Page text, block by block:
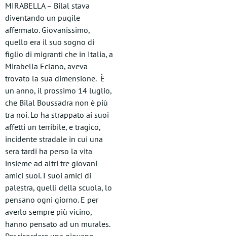
MIRABELLA – Bilal stava
diventando un pugile
affermato. Giovanissimo,
quello era il suo sogno di
figlio di migranti che in Italia, a
Mirabella Eclano, aveva
trovato la sua dimensione. È
un anno, il prossimo 14 luglio,
che Bilal Boussadra non è più
tra noi. Lo ha strappato ai suoi
affetti un terribile, e tragico,
incidente stradale in cui una
sera tardi ha perso la vita
insieme ad altri tre giovani
amici suoi. I suoi amici di
palestra, quelli della scuola, lo
pensano ogni giorno. E per
averlo sempre più vicino,
hanno pensato ad un murales.